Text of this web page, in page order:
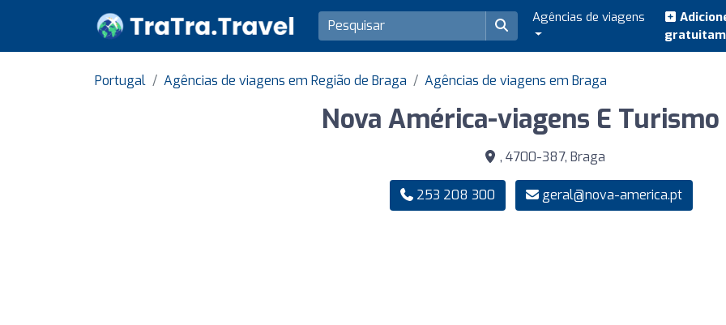
Agências de viagens
Portugal Agências de viagens em Região de Braga Agências de viagens em Braga
Nova América-viagens E Turismo
, 4700-387, Braga
253 208 300 geral@nova-america.pt